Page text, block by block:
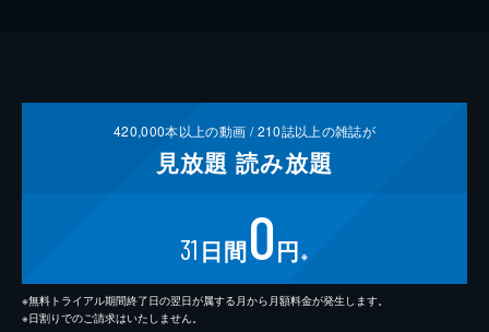
420,000本以上の動画 /210誌以上の雑誌が
見放題 読み放題
31 日間0円 ※
※無料トライアル期間終了日の翌日が属する月から月額料金が発生します。
※日割りでのご請求はいたしません。